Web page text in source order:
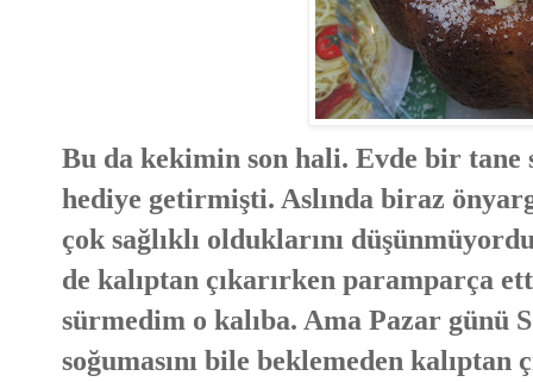
Bu da kekimin son hali. Evde bir tane
hediye getirmişti. Aslında biraz
çok sağlıklı olduklarını
de kalıptan çıkarırken paramparça
sürmedim o kalıba. Ama Pazar
soğumasını bile beklemeden